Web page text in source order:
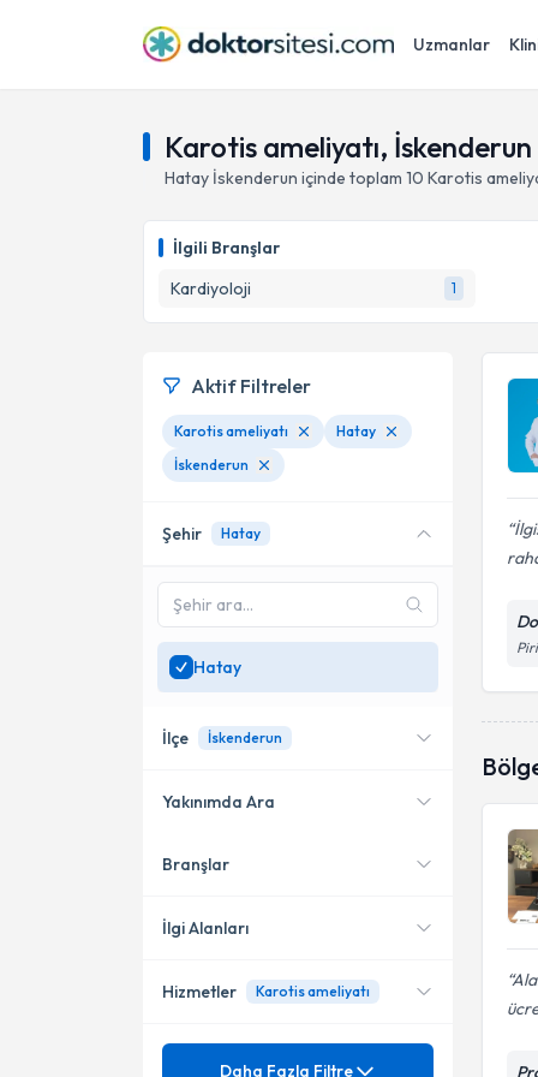
Uzmanlar
Karotis ameliyatı,
Hatay İskenderun içinde toplam 10 Karotis
İlgili Branşlar
Kardiyoloji
1
Aktif Filtreler
Karotis ameliyatı
Hatay
İskenderun
Şehir Hatay
Hatay
İlçe İskenderun
İskenderun
Yakınımda Ara
Konumuma yakın uzmanları
Branşlar
Kardiyoloji
İlgi Alanları
Ablasyon işlemleri
Hizmetler Karotis ameliyatı
Mezuniyet
Daha Fazla Filtre